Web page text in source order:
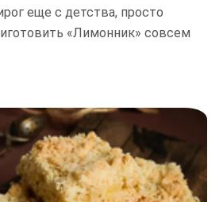
еще с детства, просто
«Лимонник» совсем